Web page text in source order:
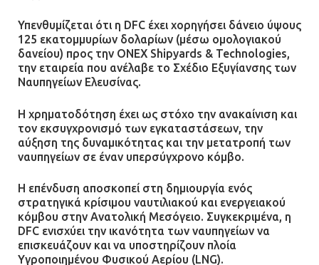
Υπενθυμίζεται ότι η DFC έχει χορηγήσει δάνειο ύψους
125 εκατομμυρίων δολαρίων (μέσω ομολογιακού
δανείου) προς την ONEX Shipyards & Technologies,
την εταιρεία που ανέλαβε το Σχέδιο Εξυγίανσης των
Ναυπηγείων Ελευσίνας.
Η χρηματοδότηση έχει ως στόχο την ανακαίνιση και
τον εκσυγχρονισμό των εγκαταστάσεων, την
αύξηση της δυναμικότητας και την μετατροπή των
ναυπηγείων σε έναν υπερσύγχρονο κόμβο.
Η επένδυση αποσκοπεί στη δημιουργία ενός
στρατηγικά κρίσιμου ναυτιλιακού και ενεργειακού
κόμβου στην Ανατολική Μεσόγειο. Συγκεκριμένα, η
DFC ενισχύει την ικανότητα των ναυπηγείων να
επισκευάζουν και να υποστηρίζουν πλοία
Υγροποιημένου Φυσικού Αερίου (LNG).